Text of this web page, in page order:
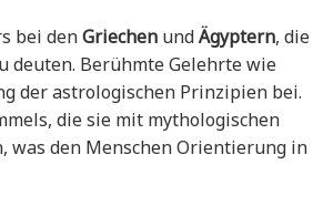
bei denGriechen undÄgyptern, die
deuten. Berühmte Gelehrte wie
der astrologischen Prinzipien bei.
die sie mit mythologischen
den Menschen Orientierung in